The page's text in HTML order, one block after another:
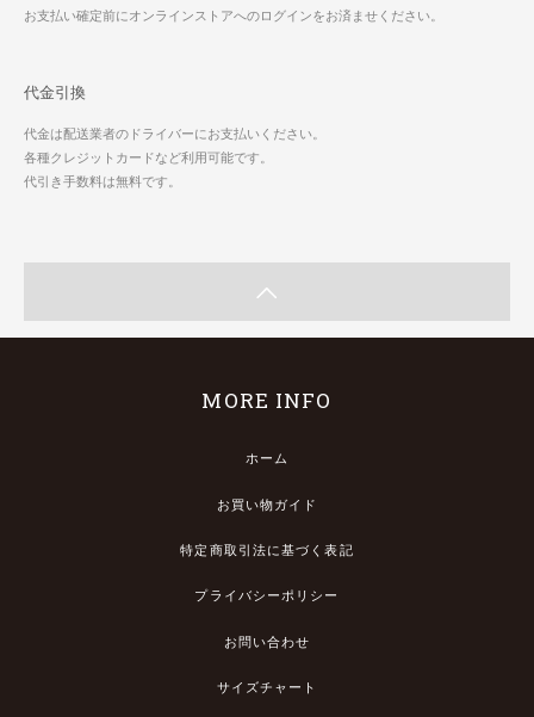
お支払い確定前にオンラインストアへのログインをお済ませください。
代金引換
代金は配送業者のドライバーにお支払いください。
各種クレジットカードなど利用可能です。
代引き手数料は無料です。
MORE INFO
ホーム
お買い物ガイド
特定商取引法に基づく表記
プライバシーポリシー
お問い合わせ
サイズチャート